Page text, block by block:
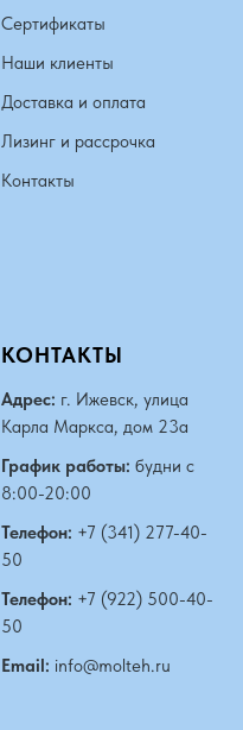
Сертификаты
Наши клиенты
Доставка и оплата
Лизинг и рассрочка
Контакты
КОНТАКТЫ
Адрес: г. Ижевск, улица
Карла Маркса, дом 23а
График работы: будни с
8:00-20:00
Телефон: +7 (341) 277-40-
50
Телефон: +7 (922) 500-40-
50
Email: info@molteh.ru